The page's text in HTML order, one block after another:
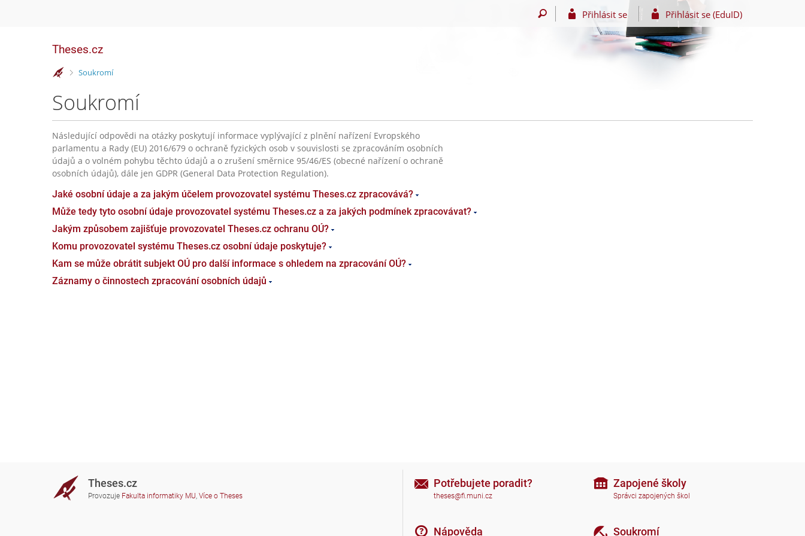
Přihlásit se Přihlásit se (EduID)
Theses.cz
>
Soukromí
Soukromí
Následující odpovědi na otázky poskytují informace vyplývající z plnění nařízení Evropského
parlamentu a Rady (EU) 2016/679 o ochraně fyzických osob v souvislosti se zpracováním osobních
údajů a o volném pohybu těchto údajů a o zrušení směrnice 95/46/ES (obecné nařízení o ochraně
osobních údajů), dále jen GDPR (General Data Protection Regulation).
Jaké osobní údaje a za jakým účelem provozovatel systému Theses.cz zpracovává?
Může tedy tyto osobní údaje provozovatel systému Theses.cz a za jakých podmínek zpracovávat?
Jakým způsobem zajišťuje provozovatel Theses.cz ochranu OÚ?
Komu provozovatel systému Theses.cz osobní údaje poskytuje?
Kam se může obrátit subjekt OÚ pro další informace s ohledem na zpracování OÚ?
Záznamy o činnostech zpracování osobních údajů
Theses.cz
Provozuje Fakulta informatiky MU, Více o Theses
Potřebujete poradit?
theses@fi.muni.cz
Nápověda
Zapojené školy
Správci zapojených škol
Soukromí